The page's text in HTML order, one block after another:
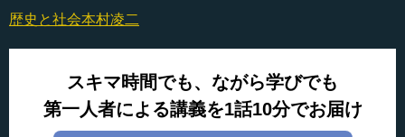
歴史と社会本村凌二
スキマ時間でも、ながら学びでも
第一人者による講義を1話10分でお届け